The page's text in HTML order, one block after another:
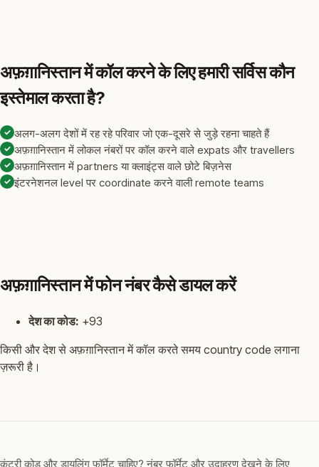
अफ़ग़ानिस्तान में कॉल करने के लिए हमारी सर्विस कौन
इस्तेमाल करता है?
✓ अलग-अलग देशों में रह रहे परिवार जो एक-दूसरे से जुड़े रहना चाहते हैं
✓ अफ़ग़ानिस्तान में लोकल नंबरों पर कॉल करने वाले expats और travellers
✓ अफ़ग़ानिस्तान में partners या क्लाइंट्स वाले छोटे बिज़नेस
✓ इंटरनेशनल level पर coordinate करने वाली remote teams
अफ़ग़ानिस्तान में फोन नंबर कैसे डायल करें
देश का कोड: +93
किसी और देश से अफ़ग़ानिस्तान में कॉल करते समय country code लगाना
ज़रूरी है।
कंट्री कोड और डायलिंग फॉर्मेट चाहिए? नंबर फॉर्मेट और उदाहरण देखने के लिए